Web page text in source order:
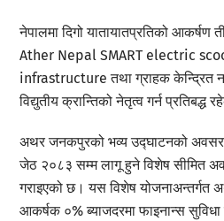
नेपालमा दिगो यातायातप्रतिको आकर्षण
Ather Nepal SMART electric
infrastructure तथा ग्राहक केन्द्रित
विद्युतीय क्रान्तिको नेतृत्व गर्न प्रतिबद्ध
अथर जनकपुरको भव्य उद्घाटनको
जेठ २०८३ सम्म लागू हुने विशेष सीमित
गराइएको छ। यस विशेष योजनाअन्तर्गत
आकर्षक ०% ब्याजदरमा फाइनान्स